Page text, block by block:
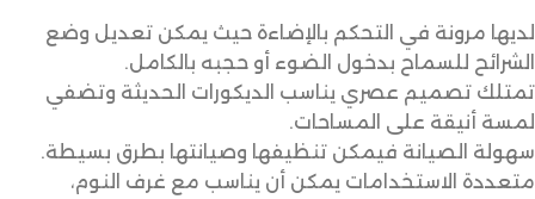
لديها مرونة في التحكم بالإضاءة حيث يمكن تعديل وضع
الشرائح للسماح بدخول الضوء أو حجبه بالكامل.
تمتلك تصميم عصري يناسب الديكورات الحديثة وتضفي
لمسة أنيقة على المساحات.
سهولة الصيانة فيمكن تنظيفها وصيانتها بطرق بسيطة.
متعددة الاستخدامات يمكن أن يناسب مع غرف النوم،